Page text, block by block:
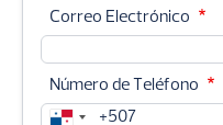
Correo Electrónico
Número de Teléfono